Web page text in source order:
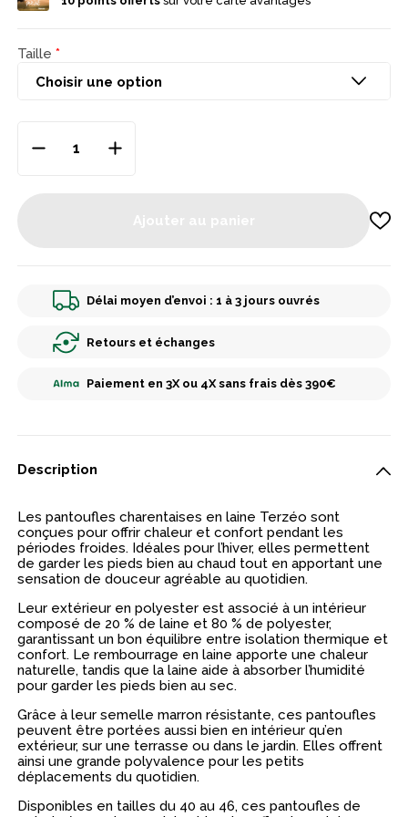
chaleureux, idéal pour affronter l’hiver avec confort et
Taille
Délai moyen d’envoi : 1 à 3 jours ouvrés
Retours et échanges
Paiement en 3X ou 4X sans frais dès 390€
Description
Les pantoufles charentaises en laine Terzéo sont
conçues pour offrir chaleur et confort pendant les
périodes froides. Idéales pour l’hiver, elles permettent
de garder les pieds bien au chaud tout en apportant une
sensation de douceur agréable au quotidien.
Leur extérieur en polyester est associé à un intérieur
composé de 20 % de laine et 80 % de polyester,
garantissant un bon équilibre entre isolation thermique et
confort. Le rembourrage en laine apporte une chaleur
naturelle, tandis que la laine aide à absorber l’humidité
pour garder les pieds bien au sec.
Grâce à leur semelle marron résistante, ces pantoufles
peuvent être portées aussi bien en intérieur qu’en
extérieur, sur une terrasse ou dans le jardin. Elles offrent
ainsi une grande polyvalence pour les petits
déplacements du quotidien.
Disponibles en tailles du 40 au 46, ces pantoufles de